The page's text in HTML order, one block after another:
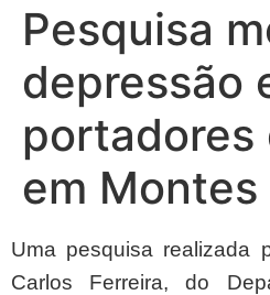
Pesquisa
depressão
portadores
em Montes
Uma pesquisa realizada
Carlos Ferreira, do